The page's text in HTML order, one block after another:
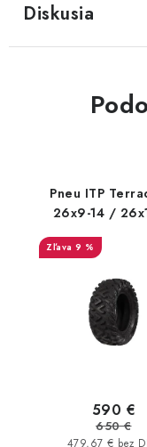
Diskusia
Pneu ITP
26x9-14 /
9 %
479,67 € bez
590 €
650 €